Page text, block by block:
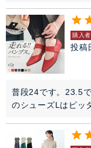
購入者
投稿
普段24です。23.5
のシューズLはピッ